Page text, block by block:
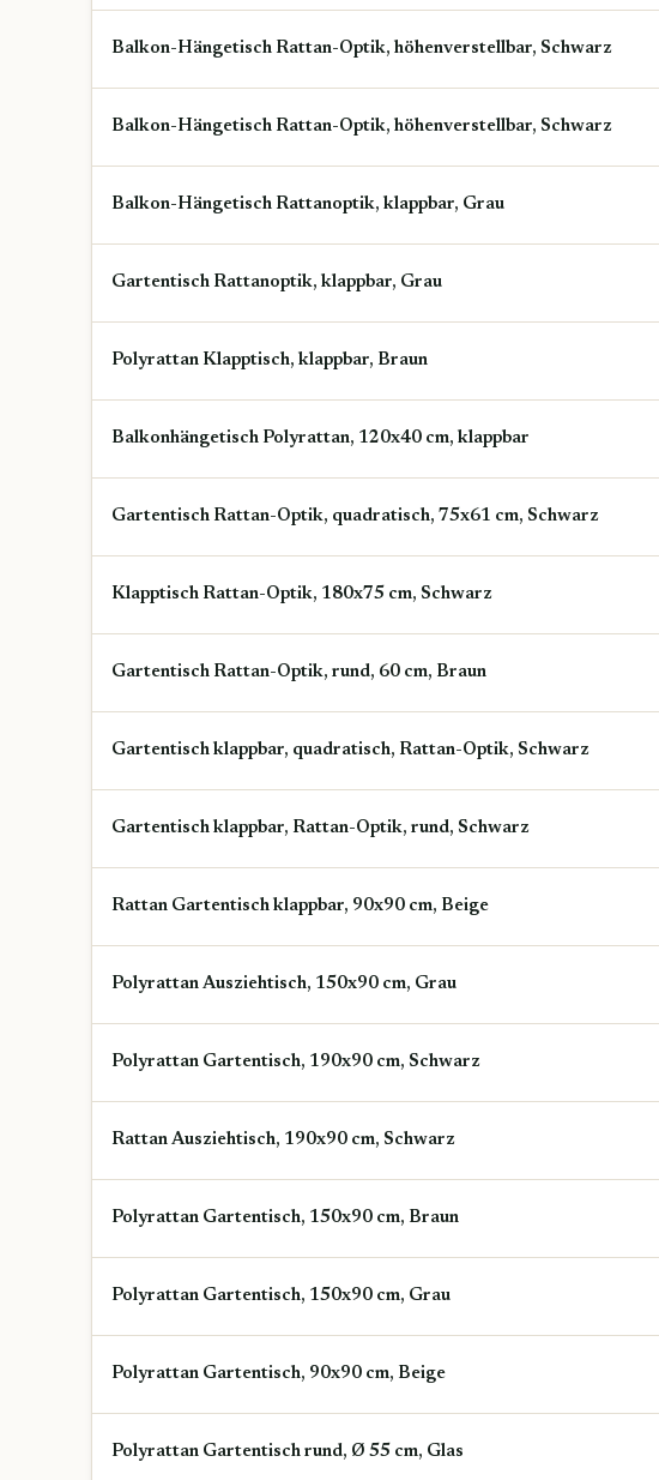
Balkon-Hängetisch Rattan-Optik, höhenverstellbar, Schwarz
Balkon-Hängetisch Rattan-Optik, höhenverstellbar, Schwarz
Balkon-Hängetisch Rattanoptik, klappbar, Grau
Gartentisch Rattanoptik, klappbar, Grau
Polyrattan Klapptisch, klappbar, Braun
Balkonhängetisch Polyrattan, 120x40 cm, klappbar
Gartentisch Rattan-Optik, quadratisch, 75x61 cm, Schwarz
Klapptisch Rattan-Optik, 180x75 cm, Schwarz
Gartentisch Rattan-Optik, rund, 60 cm, Braun
Gartentisch klappbar, quadratisch, Rattan-Optik, Schwarz
Gartentisch klappbar, Rattan-Optik, rund, Schwarz
Rattan Gartentisch klappbar, 90x90 cm, Beige
Polyrattan Ausziehtisch, 150x90 cm, Grau
Polyrattan Gartentisch, 190x90 cm, Schwarz
Rattan Ausziehtisch, 190x90 cm, Schwarz
Polyrattan Gartentisch, 150x90 cm, Braun
Polyrattan Gartentisch, 150x90 cm, Grau
Polyrattan Gartentisch, 90x90 cm, Beige
Polyrattan Gartentisch rund, Ø 55 cm, Glas